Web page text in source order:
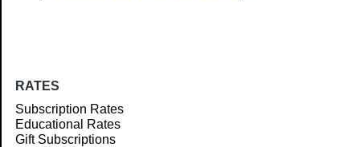
RATES
Subscription Rates
Educational Rates
Gift Subscriptions